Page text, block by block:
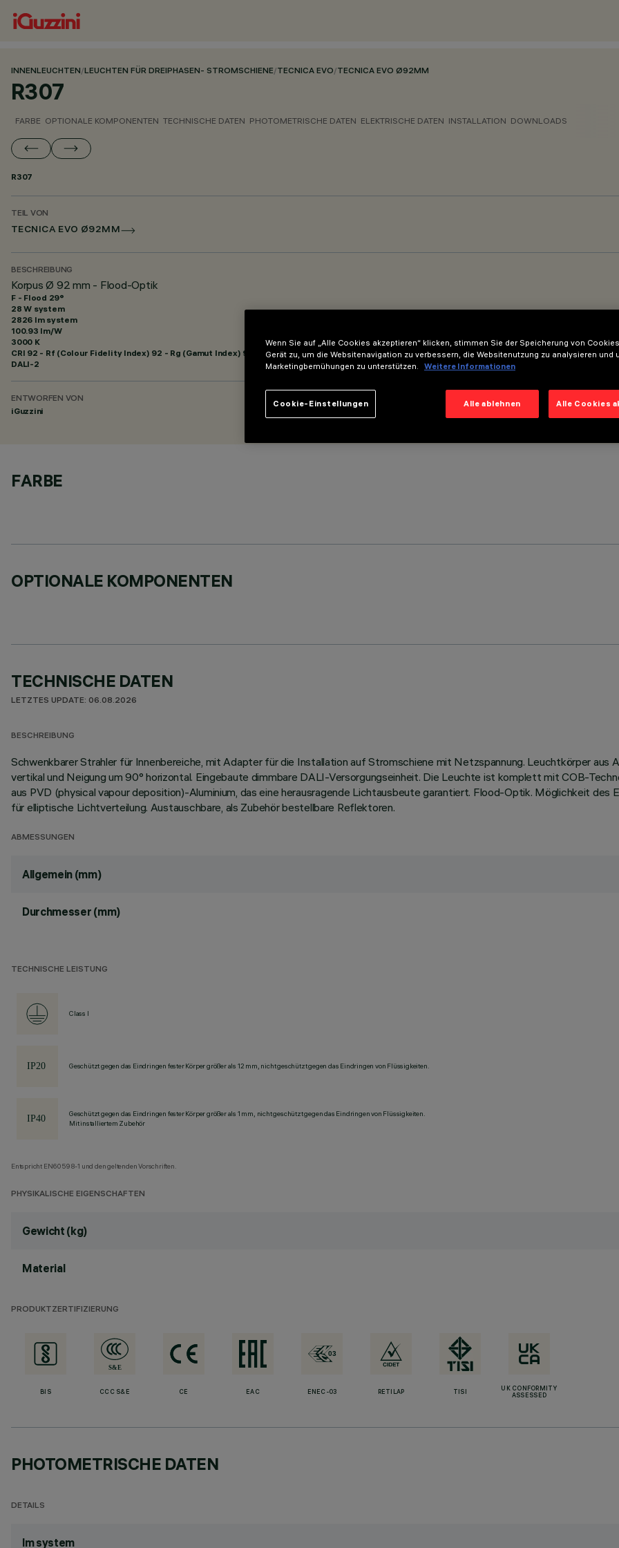
INNENLEUCHTEN/LEUCHTEN FÜR DREIPHASEN- STROMSCHIENE/TECNICA EVO/TECNICA EVO Ø92MM
R307
FARBE OPTIONALE KOMPONENTEN TECHNISCHE DATEN PHOTOMETRISCHE DATEN ELEKTRISCHE DATEN INSTALLATION DOWNLOADS
R307
TEIL VON
TECNICA EVO Ø92MM
BESCHREIBUNG
Korpus Ø 92 mm - Flood-Optik
F - Flood 29°
28 W system
2826 lm system
100.93 lm/W
3000 K
CRI 92 - Rf (Colour Fidelity Index) 92 - Rg (Gamut Index) 99
DALI-2
ENTWORFEN VON
iGuzzini
FARBE
OPTIONALE KOMPONENTEN
TECHNISCHE DATEN
LETZTES UPDATE: 06.08.2026
BESCHREIBUNG
Schwenkbarer Strahler für Innenbereiche, mit Adapter für die Installation auf Stromschiene mit Netzspannung. Leuchtkörper aus
vertikal und Neigung um 90° horizontal. Eingebaute dimmbare DALI-Versorgungseinheit. Die Leuchte ist komplett mit COB-
aus PVD (physical vapour deposition)-Aluminium, das eine herausragende Lichtausbeute garantiert. Flood-Optik. Möglichkeit des
für elliptische Lichtverteilung. Austauschbare, als Zubehör bestellbare Reflektoren.
ABMESSUNGEN
Allgemein (mm)
Durchmesser (mm)
TECHNISCHE LEISTUNG
Class I
Geschützt gegen das Eindringen fester Körper größer als 12 mm, nicht geschützt gegen das Eindringen von Flüssigkeiten.
Geschützt gegen das Eindringen fester Körper größer als 1 mm, nicht geschützt gegen das Eindringen von Flüssigkeiten.
Mit installiertem Zubehör
Entspricht EN60598-1 und den geltenden Vorschriften.
PHYSIKALISCHE EIGENSCHAFTEN
Gewicht (kg)
Material
PRODUKTZERTIFIZIERUNG
BIS CCC S&E CE EAC ENEC-03 RETILAP TISI
UK CONFORMITY
ASSESSED
PHOTOMETRISCHE DATEN
DETAILS
lm system
Wenn Sie auf „Alle Cookies akzeptieren“ klicken, stimmen Sie der Speicherung von
Gerät zu, um die Websitenavigation zu verbessern, die Websitenutzung zu analysieren und
Marketingbemühungen zu unterstützen.
Weitere Informationen
Alle ablehnen Alle Cookies
Cookie-Einstellungen